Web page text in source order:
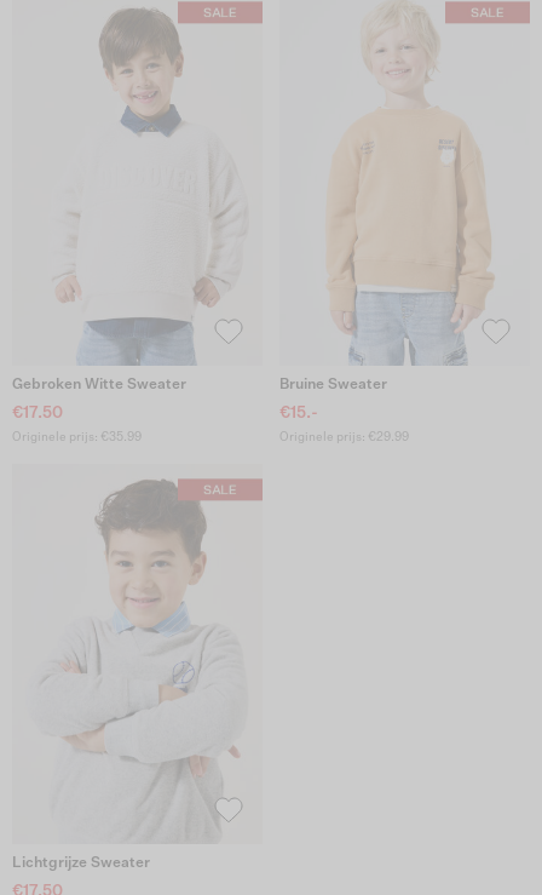
Gebroken Witte Sweater
€17.50
Originele prijs: €35.99
Bruine Sweater
€15.-
Originele prijs: €29.99
Lichtgrijze Sweater
€17.50